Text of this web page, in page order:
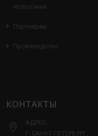
Испытаний
Партнерам
Производство
КОНТАКТЫ
АДРЕС:
Г. САНКТ-ПЕТЕРБУРГ,